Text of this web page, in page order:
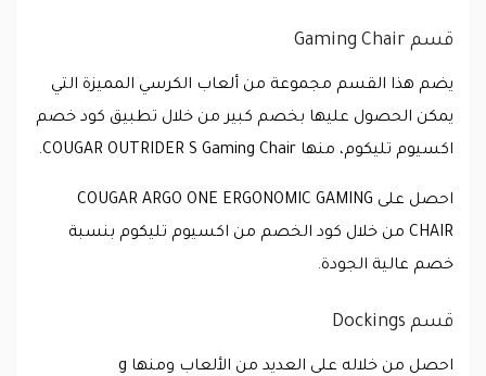
قسم Gaming Chair
يضم هذا القسم مجموعة من ألعاب الكرسي المميزة التي
يمكن الحصول عليها بخصم كبير من خلال تطبيق كود خصم
اكسيوم تليكوم، منها COUGAR OUTRIDER S Gaming Chair.
احصل على COUGAR ARGO ONE ERGONOMIC GAMING
CHAIR من خلال كود الخصم من اكسيوم تليكوم بنسبة
خصم عالية الجودة.
قسم Dockings
احصل من خلاله على العديد من الألعاب ومنها g